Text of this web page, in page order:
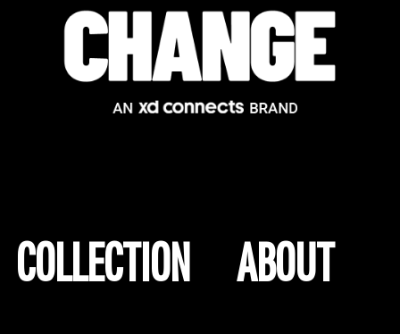
COLLECTION ABOUT